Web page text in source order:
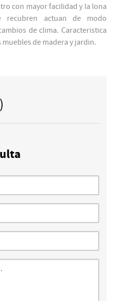
con mayor facilidad y la lona
actuan de modo
de clima. Caracteristica
de madera y jardin.